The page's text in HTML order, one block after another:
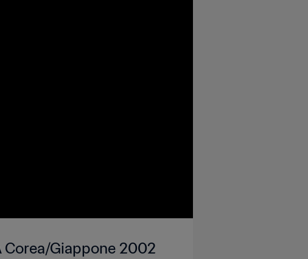
Corea/Giappone 2002